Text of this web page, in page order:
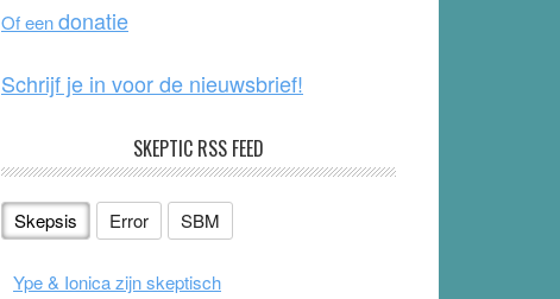
k
Of eendonatie
Schrijf je in voor de nieuwsbrief!
SKEPTIC RSS FEED
Skepsis Error SBM
Ype & Ionica zijn skeptisch